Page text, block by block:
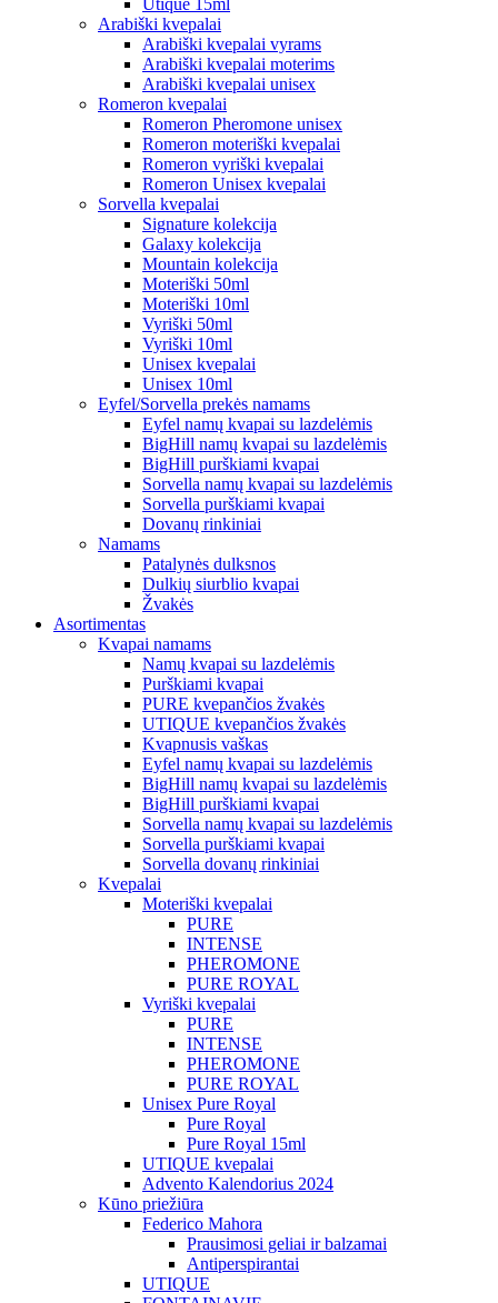
Arabiški kvepalai
Arabiški kvepalai vyrams
Arabiški kvepalai moterims
Arabiški kvepalai unisex
Romeron kvepalai
Romeron Pheromone unisex
Romeron moteriški kvepalai
Romeron vyriški kvepalai
Romeron Unisex kvepalai
Sorvella kvepalai
Signature kolekcija
Galaxy kolekcija
Mountain kolekcija
Moteriški 50ml
Moteriški 10ml
Vyriški 50ml
Vyriški 10ml
Unisex kvepalai
Unisex 10ml
Eyfel/Sorvella prekės namams
Eyfel namų kvapai su lazdelėmis
BigHill namų kvapai su lazdelėmis
BigHill purškiami kvapai
Sorvella namų kvapai su lazdelėmis
Sorvella purškiami kvapai
Dovanų rinkiniai
Namams
Patalynės dulksnos
Dulkių siurblio kvapai
Žvakės
Asortimentas
Kvapai namams
Namų kvapai su lazdelėmis
Purškiami kvapai
PURE kvepančios žvakės
UTIQUE kvepančios žvakės
Kvapnusis vaškas
Eyfel namų kvapai su lazdelėmis
BigHill namų kvapai su lazdelėmis
BigHill purškiami kvapai
Sorvella namų kvapai su lazdelėmis
Sorvella purškiami kvapai
Sorvella dovanų rinkiniai
Kvepalai
Moteriški kvepalai
PURE
INTENSE
PHEROMONE
PURE ROYAL
Vyriški kvepalai
PURE
INTENSE
PHEROMONE
PURE ROYAL
Unisex Pure Royal
Pure Royal
Pure Royal 15ml
UTIQUE kvepalai
Advento Kalendorius 2024
Kūno priežiūra
Federico Mahora
Prausimosi geliai ir balzamai
Antiperspirantai
UTIQUE